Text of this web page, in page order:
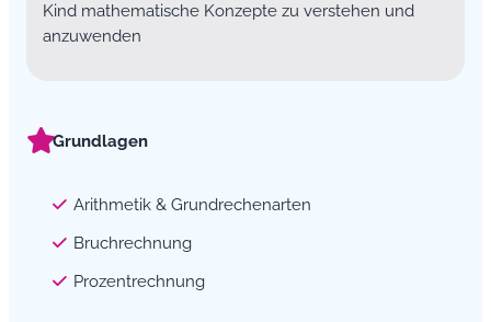
Kind mathematische Konzepte zu verstehen und
anzuwenden
Grundlagen
Arithmetik & Grundrechenarten
Bruchrechnung
Prozentrechnung